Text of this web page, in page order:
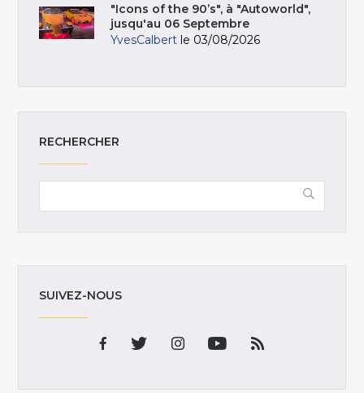
"Icons of the 90’s", à "Autoworld",
jusqu'au 06 Septembre
YvesCalbert le 03/08/2026
RECHERCHER
SUIVEZ-NOUS